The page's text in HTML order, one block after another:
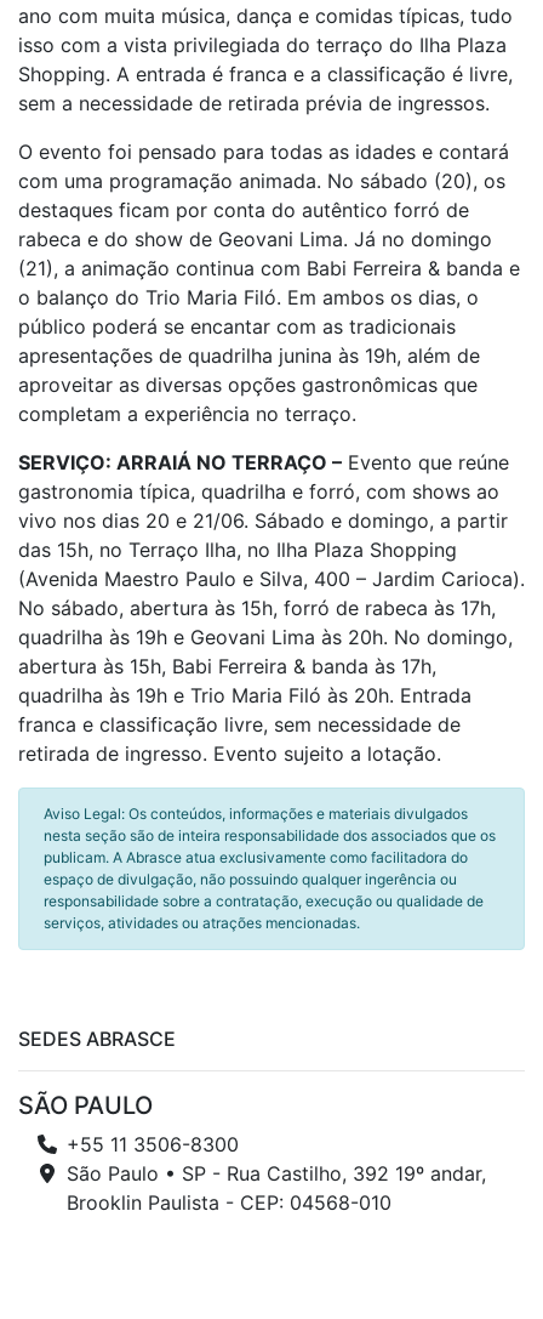
ano com muita música, dança e comidas típicas, tudo
isso com a vista privilegiada do terraço do Ilha Plaza
Shopping. A entrada é franca e a classificação é livre,
sem a necessidade de retirada prévia de ingressos.
O evento foi pensado para todas as idades e contará
com uma programação animada. No sábado (20), os
destaques ficam por conta do autêntico forró de
rabeca e do show de Geovani Lima. Já no domingo
(21), a animação continua com Babi Ferreira & banda e
o balanço do Trio Maria Filó. Em ambos os dias, o
público poderá se encantar com as tradicionais
apresentações de quadrilha junina às 19h, além de
aproveitar as diversas opções gastronômicas que
completam a experiência no terraço.
SERVIÇO: ARRAIÁ NO TERRAÇO – Evento que reúne
gastronomia típica, quadrilha e forró, com shows ao
vivo nos dias 20 e 21/06. Sábado e domingo, a partir
das 15h, no Terraço Ilha, no Ilha Plaza Shopping
(Avenida Maestro Paulo e Silva, 400 – Jardim Carioca).
No sábado, abertura às 15h, forró de rabeca às 17h,
quadrilha às 19h e Geovani Lima às 20h. No domingo,
abertura às 15h, Babi Ferreira & banda às 17h,
quadrilha às 19h e Trio Maria Filó às 20h. Entrada
franca e classificação livre, sem necessidade de
retirada de ingresso. Evento sujeito a lotação.
Aviso Legal: Os conteúdos, informações e materiais divulgados
nesta seção são de inteira responsabilidade dos associados que os
publicam. A Abrasce atua exclusivamente como facilitadora do
espaço de divulgação, não possuindo qualquer ingerência ou
responsabilidade sobre a contratação, execução ou qualidade de
serviços, atividades ou atrações mencionadas.
SEDES ABRASCE
SÃO PAULO
+55 11 3506-8300
São Paulo • SP - Rua Castilho, 392 19º andar,
Brooklin Paulista - CEP: 04568-010